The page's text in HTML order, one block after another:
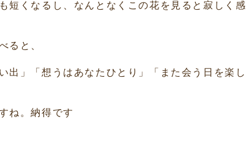
短くなるし、なんとなくこの花を見ると寂しく感
ると、
出」「想うはあなたひとり」「また会う日を楽し
ね。納得です